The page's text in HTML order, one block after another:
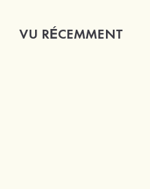
VU RÉCEMMENT